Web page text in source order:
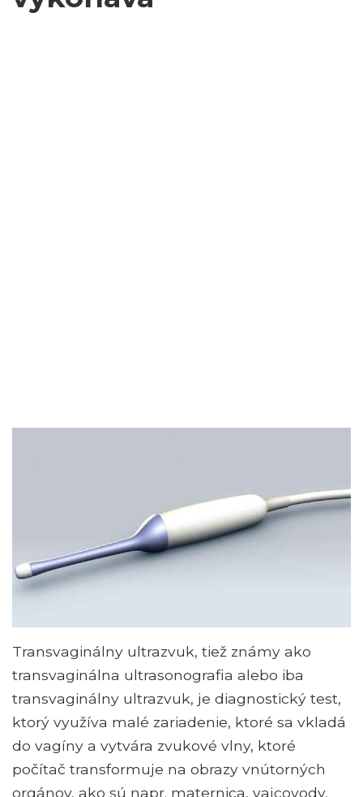
Transvaginálny ultrazvuk, tiež známy ako
transvaginálna ultrasonografia alebo iba
transvaginálny ultrazvuk, je diagnostický test,
ktorý využíva malé zariadenie, ktoré sa vkladá
do vagíny a vytvára zvukové vlny, ktoré
počítač transformuje na obrazy vnútorných
orgánov, ako sú napr. maternica, vajcovody,